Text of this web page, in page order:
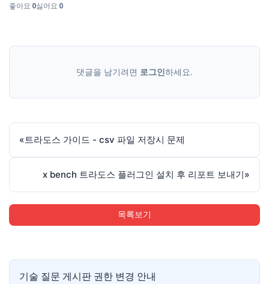
좋아요 0싫어요 0
댓글을 남기려면 로그인하세요.
«트라도스 가이드 - csv 파일 저장시 문제
x bench 트라도스 플러그인 설치 후 리포트 보내기»
목록보기
기술 질문 게시판 권한 변경 안내